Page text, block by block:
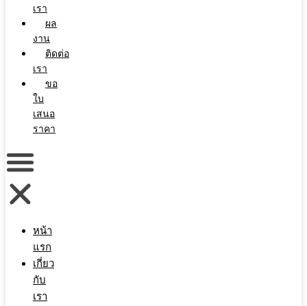
เรา
ผล
งาน
ติดต่อ
เรา
ขอ
ใบ
เสนอ
ราคา
หน้า
แรก
เกี่ยว
กับ
เรา